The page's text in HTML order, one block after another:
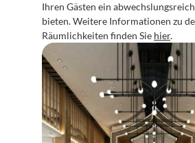
Ihren Gästen ein
bieten. Weitere Informationen zu
Räumlichkeiten finden Sie hier.